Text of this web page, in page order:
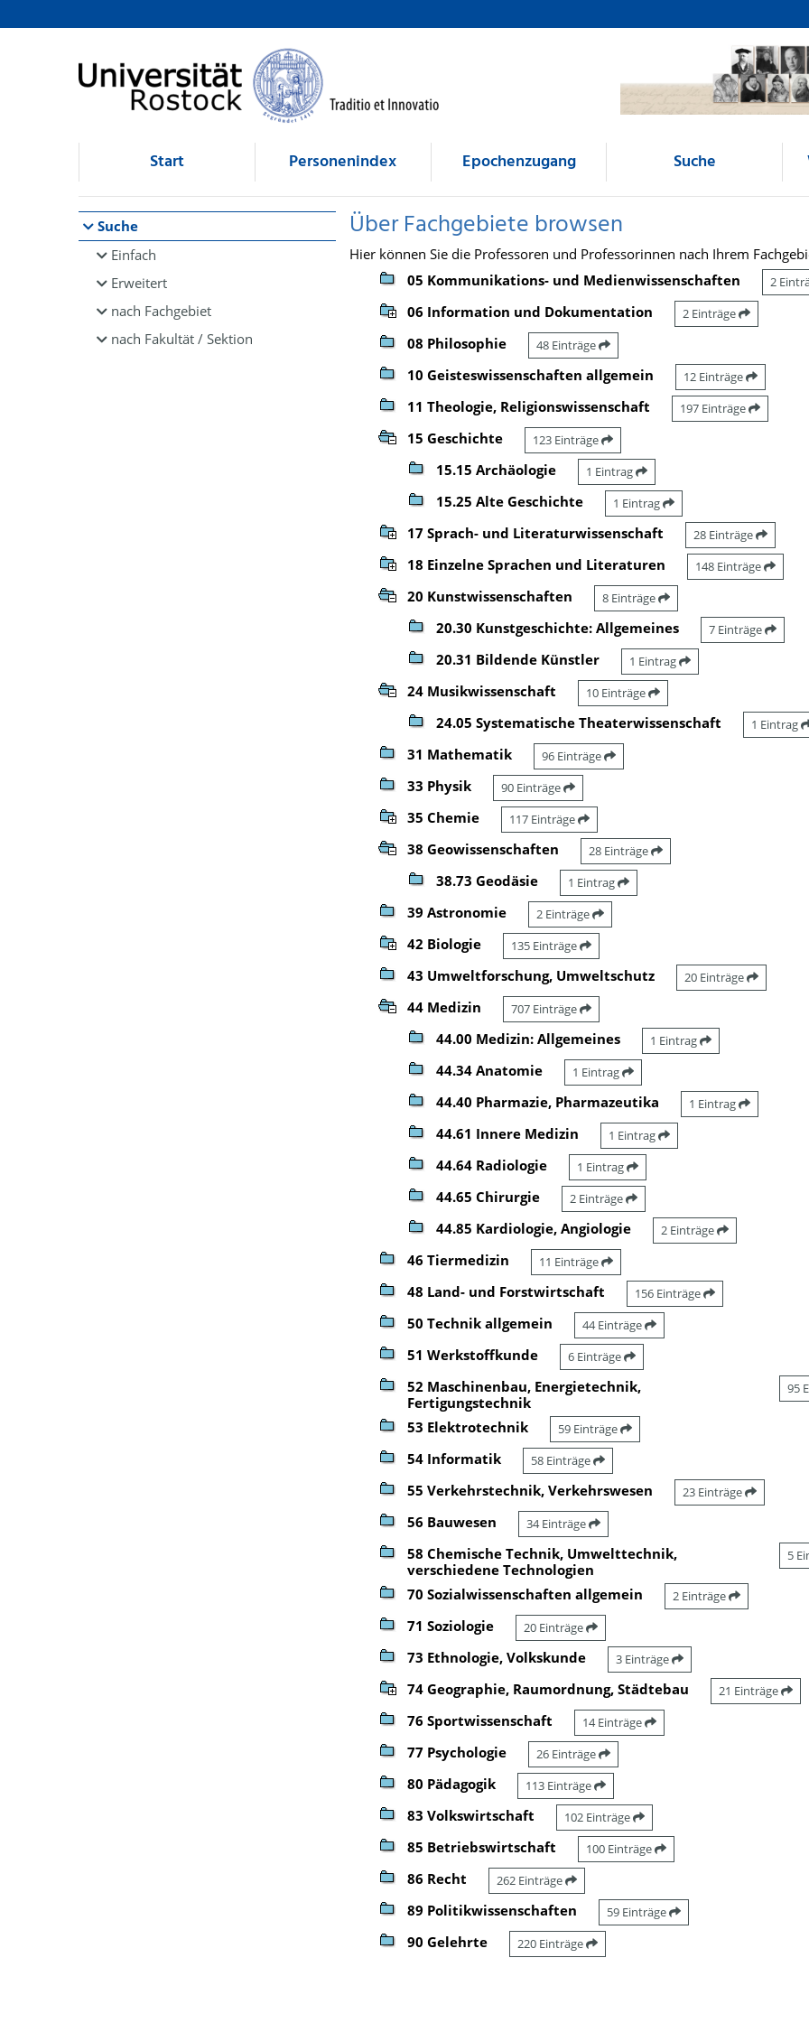
Browsen
direkt zum Inhalt
Start Personenindex Epochenzugang Suche
Suche
Einfach
Erweitert
nach Fachgebiet
nach Fakultät / Sektion
Über Fachgebiete browsen
Hier können Sie die Professoren und Professorinnen nach Ihrem
05 Kommunikations- und Medienwissenschaften
2
06 Information und Dokumentation 2 Einträge
08 Philosophie 48 Einträge
10 Geisteswissenschaften allgemein 12 Einträge
11 Theologie, Religionswissenschaft 197 Einträge
15 Geschichte 123 Einträge
15.15 Archäologie 1 Eintrag
15.25 Alte Geschichte 1 Eintrag
17 Sprach- und Literaturwissenschaft 28 Einträge
18 Einzelne Sprachen und Literaturen 148 Einträge
20 Kunstwissenschaften 8 Einträge
20.30 Kunstgeschichte: Allgemeines 7 Einträge
20.31 Bildende Künstler 1 Eintrag
24 Musikwissenschaft 10 Einträge
24.05 Systematische Theaterwissenschaft 1 Eintrag
31 Mathematik 96 Einträge
33 Physik 90 Einträge
35 Chemie 117 Einträge
38 Geowissenschaften 28 Einträge
38.73 Geodäsie 1 Eintrag
39 Astronomie 2 Einträge
42 Biologie 135 Einträge
43 Umweltforschung, Umweltschutz 20 Einträge
44 Medizin 707 Einträge
44.00 Medizin: Allgemeines 1 Eintrag
44.34 Anatomie 1 Eintrag
44.40 Pharmazie, Pharmazeutika 1 Eintrag
44.61 Innere Medizin 1 Eintrag
44.64 Radiologie 1 Eintrag
44.65 Chirurgie 2 Einträge
44.85 Kardiologie, Angiologie 2 Einträge
46 Tiermedizin 11 Einträge
48 Land- und Forstwirtschaft 156 Einträge
50 Technik allgemein 44 Einträge
51 Werkstoffkunde 6 Einträge
52 Maschinenbau, Energietechnik,
Fertigungstechnik
95
53 Elektrotechnik 59 Einträge
54 Informatik 58 Einträge
55 Verkehrstechnik, Verkehrswesen 23 Einträge
56 Bauwesen 34 Einträge
58 Chemische Technik, Umwelttechnik,
verschiedene Technologien
5
70 Sozialwissenschaften allgemein 2 Einträge
71 Soziologie 20 Einträge
73 Ethnologie, Volkskunde 3 Einträge
74 Geographie, Raumordnung, Städtebau 21 Einträge
76 Sportwissenschaft 14 Einträge
77 Psychologie 26 Einträge
80 Pädagogik 113 Einträge
83 Volkswirtschaft 102 Einträge
85 Betriebswirtschaft 100 Einträge
86 Recht 262 Einträge
89 Politikwissenschaften 59 Einträge
90 Gelehrte 220 Einträge